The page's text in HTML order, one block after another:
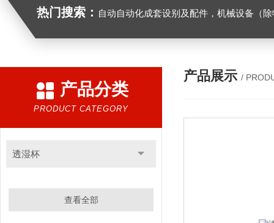
热门搜索： 自动自动化成套设别及配件，机械设备（除特种设备）及配件制造，加工（以上限分支机构经营），设计，批发，零售，模具，五金制品，工具加工（限分支机构经营），设计，批发，零售。五金交电，金属材料，金属制品，不锈钢制品，建筑材料，钢材，橡塑制品，环保设备，润滑剂，汽车配件，摩托车配件的批发，零售。（企业经营涉及行政许可的，凭许可证件经营）化成套设别及配件，机械设备（除特种设
产品分类
PRODUCT CATEGORY
透湿杯
查看全部
产品展示 /